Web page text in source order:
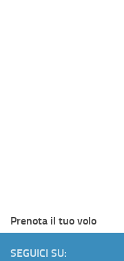
Prenota il tuo volo
SEGUICI SU: